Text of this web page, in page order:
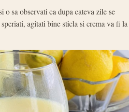
o sa observati ca dupa cateva zile se
agitati bine sticla si crema va fi la